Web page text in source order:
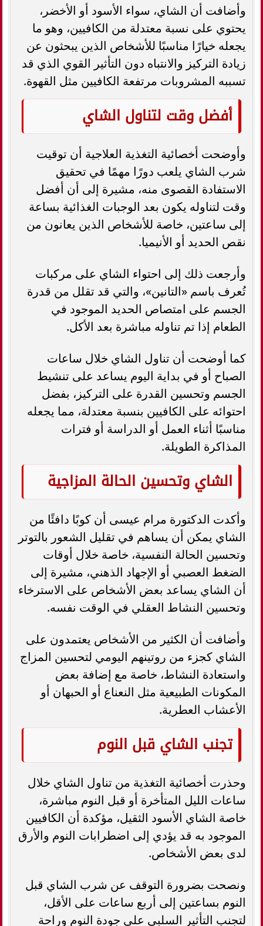
وأضافت أن الشاي، سواء الأسود أو الأخضر،
يحتوي على نسبة معتدلة من الكافيين، وهو ما
يجعله خيارًا مناسبًا للأشخاص الذين يبحثون عن
زيادة التركيز والانتباه دون التأثير القوي الذي قد
تسببه المشروبات مرتفعة الكافيين مثل القهوة.
أفضل وقت لتناول الشاي
وأوضحت أخصائية التغذية العلاجية أن توقيت
شرب الشاي يلعب دورًا مهمًا في تحقيق
الاستفادة القصوى منه، مشيرة إلى أن أفضل
وقت لتناوله يكون بعد الوجبات الغذائية بساعة
إلى ساعتين، خاصة للأشخاص الذين يعانون من
نقص الحديد أو الأنيميا.
وأرجعت ذلك إلى احتواء الشاي على مركبات
تُعرف باسم «التانين»، والتي قد تقلل من قدرة
الجسم على امتصاص الحديد الموجود في
الطعام إذا تم تناوله مباشرة بعد الأكل.
كما أوضحت أن تناول الشاي خلال ساعات
الصباح أو في بداية اليوم يساعد على تنشيط
الجسم وتحسين القدرة على التركيز، بفضل
احتوائه على الكافيين بنسبة معتدلة، مما يجعله
مناسبًا أثناء العمل أو الدراسة أو فترات
المذاكرة الطويلة.
الشاي وتحسين الحالة المزاجية
وأكدت الدكتورة مرام عيسى أن كوبًا دافئًا من
الشاي يمكن أن يساهم في تقليل الشعور بالتوتر
وتحسين الحالة النفسية، خاصة خلال أوقات
الضغط العصبي أو الإجهاد الذهني، مشيرة إلى
أن الشاي يساعد بعض الأشخاص على الاسترخاء
وتحسين النشاط العقلي في الوقت نفسه.
وأضافت أن الكثير من الأشخاص يعتمدون على
الشاي كجزء من روتينهم اليومي لتحسين المزاج
واستعادة النشاط، خاصة مع إضافة بعض
المكونات الطبيعية مثل النعناع أو الحبهان أو
الأعشاب العطرية.
تجنب الشاي قبل النوم
وحذرت أخصائية التغذية من تناول الشاي خلال
ساعات الليل المتأخرة أو قبل النوم مباشرة،
خاصة الشاي الأسود الثقيل، مؤكدة أن الكافيين
الموجود به قد يؤدي إلى اضطرابات النوم والأرق
لدى بعض الأشخاص.
ونصحت بضرورة التوقف عن شرب الشاي قبل
النوم بساعتين إلى أربع ساعات على الأقل،
لتجنب التأثير السلبي على جودة النوم وراحة